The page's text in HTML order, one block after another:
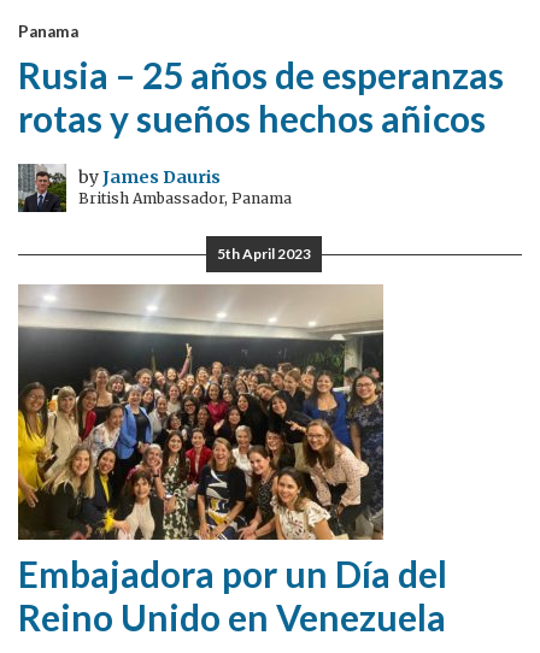
Panama
Rusia – 25 años de esperanzas
rotas y sueños hechos añicos
byJames Dauris
British Ambassador, Panama
5th April 2023
Embajadora por un Día del
Reino Unido en Venezuela